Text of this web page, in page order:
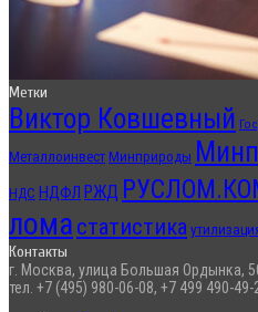
Метки
Виктор Ковшевный
Металлоинвест Минприроды
НДС НДФЛ РЖД
лома статистика
Контакты
г. Москва, улица Большая Ордынка,
тел. +7 (495) 980-06-08, +7 499 490-49-